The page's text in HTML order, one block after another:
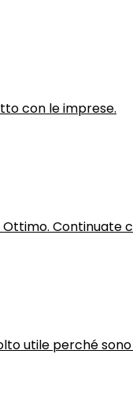
con le imprese.
Continuate
utile perché